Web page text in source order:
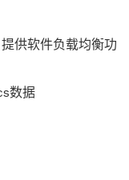
供软件负载均衡功
数据